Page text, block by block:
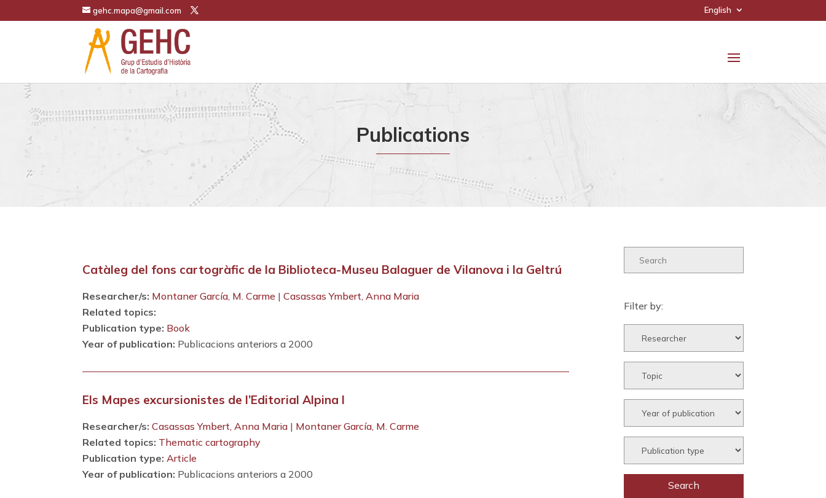
gehc.mapa@gmail.com English
Publications
Catàleg del fons cartogràfic de la Biblioteca-Museu Balaguer de Vilanova i la Geltrú
Researcher/s: Montaner García, M. Carme |Casassas Ymbert, Anna Maria
Related topics:
Publication type: Book
Year of publication: Publicacions anteriors a 2000
Els Mapes excursionistes de l’Editorial Alpina I
Researcher/s: Casassas Ymbert, Anna Maria | Montaner García, M. Carme
Related topics: Thematic cartography
Publication type: Article
Year of publication: Publicacions anteriors a 2000
Filter by: